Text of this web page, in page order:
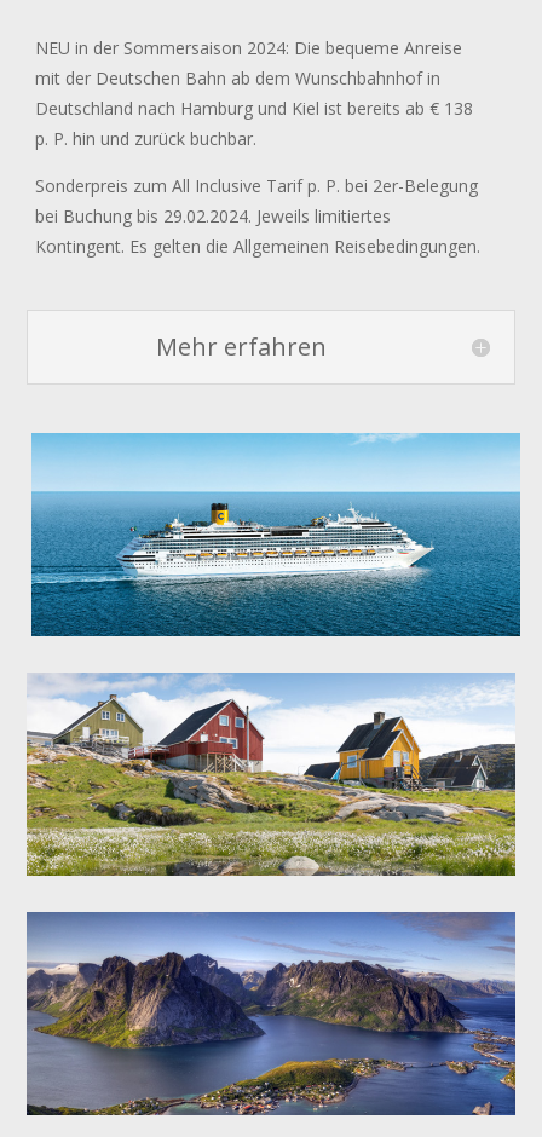
NEU in der Sommersaison 2024: Die bequeme Anreise
mit der Deutschen Bahn ab dem Wunschbahnhof in
Deutschland nach Hamburg und Kiel ist bereits ab € 138
p. P. hin und zurück buchbar.
Sonderpreis zum All Inclusive Tarif p. P. bei 2er-Belegung
bei Buchung bis 29.02.2024. Jeweils limitiertes
Kontingent. Es gelten die Allgemeinen Reisebedingungen.
Mehr erfahren